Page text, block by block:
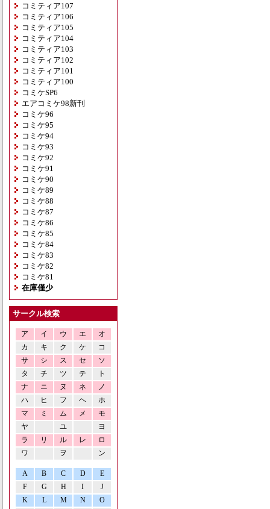
コミティア107
コミティア106
コミティア105
コミティア104
コミティア103
コミティア102
コミティア101
コミティア100
コミケSP6
エアコミケ98新刊
コミケ96
コミケ95
コミケ94
コミケ93
コミケ92
コミケ91
コミケ90
コミケ89
コミケ88
コミケ87
コミケ86
コミケ85
コミケ84
コミケ83
コミケ82
コミケ81
在庫僅少
サークル検索
ア イ ウ エ
オ
カ
キ ク ケ
コ
サ
シ ス セ
ソ
タ
チ ツ テ
ト
ナ
ニ ヌ ネ
ノ
ハ
ヒ フ ヘ
ホ
マ
ミ ム メ
モ
ヤ
ユ
ヨ
ラ
リ ル レ
ロ
ワ
ヲ ン
A B C D
E
F
G H I
J
K
L M N O